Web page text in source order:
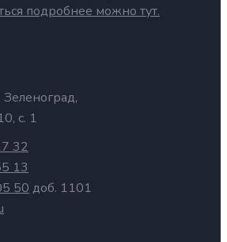
подробнее можно тут.
с. 1
32
13
50 доб. 1101